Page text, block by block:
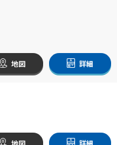
地図 詳細
地図 詳細